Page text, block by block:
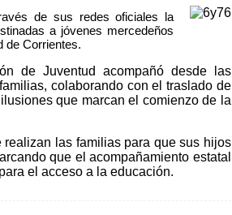
de sus redes oficiales la
a jóvenes mercedeños
de Corrientes.
de Juventud acompañó desde las
colaborando con el traslado de
que marcan el comienzo de la
las familias para que sus hijos
que el acompañamiento estatal
el acceso a la educación.